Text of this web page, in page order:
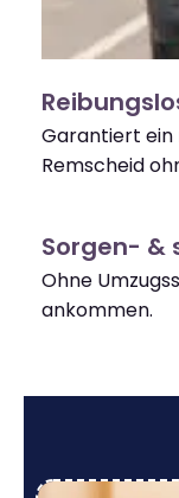
Garantiert ein
Remscheid
Sorgen- &
Ohne
ankommen.